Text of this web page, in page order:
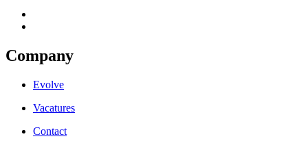
Company
Evolve
Vacatures
Contact